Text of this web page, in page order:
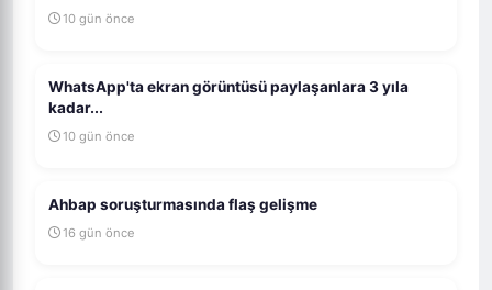
10 gün önce
WhatsApp'ta ekran görüntüsü paylaşanlara 3 yıla
kadar...
10 gün önce
Ahbap soruşturmasında flaş gelişme
16 gün önce